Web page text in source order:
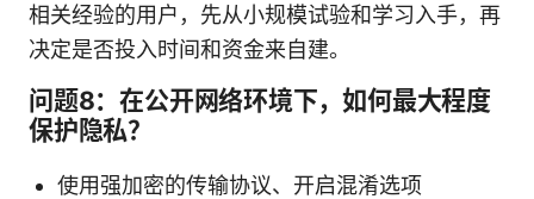
相关经验的用户，先从小规模试验和学习入手，再
决定是否投入时间和资金来自建。
问题8：在公开网络环境下，如何最大程度
保护隐私？
使用强加密的传输协议、开启混淆选项